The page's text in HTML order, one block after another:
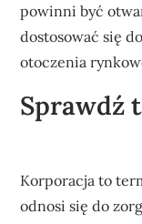
powinni być
dostosować się
otoczenia
Sprawdź
Korporacja to
odnosi się do